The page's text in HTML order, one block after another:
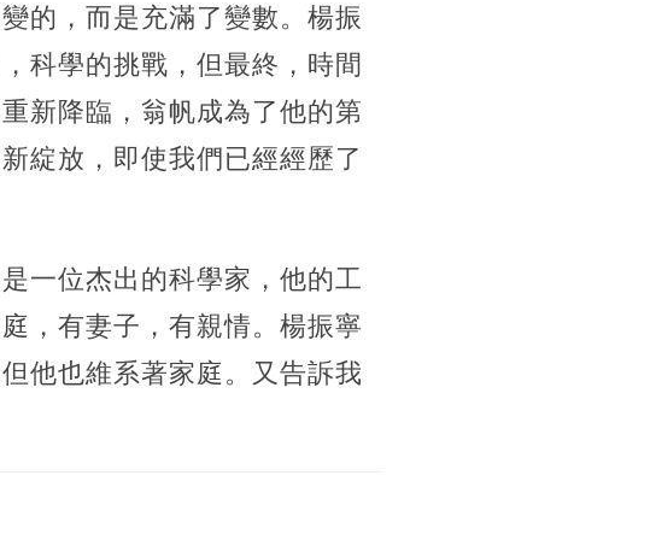
的，而是充滿了變數。楊振
科學的挑戰，但最終，時間
新降臨，翁帆成為了他的第
綻放，即使我們已經經歷了
一位杰出的科學家，他的工
，有妻子，有親情。楊振寧
他也維系著家庭。又告訴我